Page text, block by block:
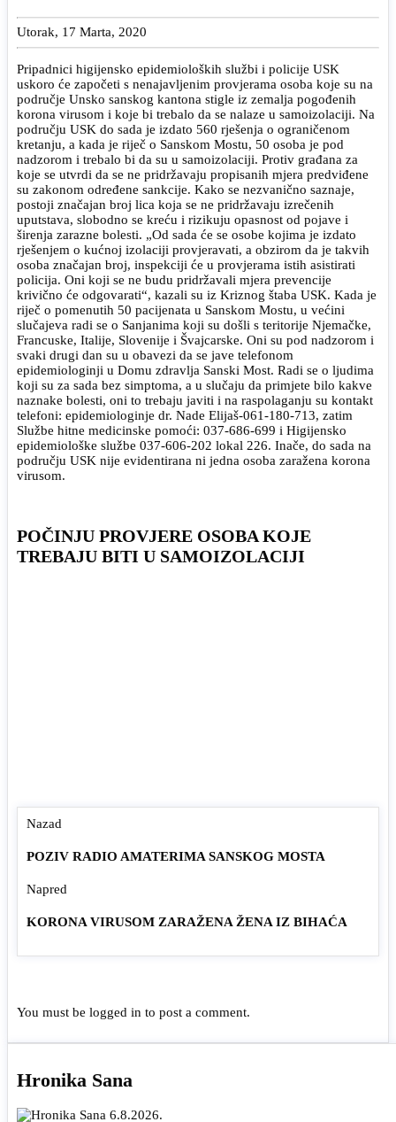
Utorak, 17 Marta, 2020
Pripadnici higijensko epidemioloških službi i policije USK
uskoro će započeti s nenajavljenim provjerama osoba koje su na
područje Unsko sanskog kantona stigle iz zemalja pogođenih
korona virusom i koje bi trebalo da se nalaze u samoizolaciji. Na
području USK do sada je izdato 560 rješenja o ograničenom
kretanju, a kada je riječ o Sanskom Mostu, 50 osoba je pod
nadzorom i trebalo bi da su u samoizolaciji. Protiv građana za
koje se utvrdi da se ne pridržavaju propisanih mjera predviđene
su zakonom određene sankcije. Kako se nezvanično saznaje,
postoji značajan broj lica koja se ne pridržavaju izrečenih
uputstava, slobodno se kreću i rizikuju opasnost od pojave i
širenja zarazne bolesti. „Od sada će se osobe kojima je izdato
rješenjem o kućnoj izolaciji provjeravati, a obzirom da je takvih
osoba značajan broj, inspekciji će u provjerama istih asistirati
policija. Oni koji se ne budu pridržavali mjera prevencije
krivično će odgovarati“, kazali su iz Kriznog štaba USK. Kada je
riječ o pomenutih 50 pacijenata u Sanskom Mostu, u većini
slučajeva radi se o Sanjanima koji su došli s teritorije Njemačke,
Francuske, Italije, Slovenije i Švajcarske. Oni su pod nadzorom i
svaki drugi dan su u obavezi da se jave telefonom
epidemiologinji u Domu zdravlja Sanski Most. Radi se o ljudima
koji su za sada bez simptoma, a u slučaju da primjete bilo kakve
naznake bolesti, oni to trebaju javiti i na raspolaganju su kontakt
telefoni: epidemiologinje dr. Nade Elijaš-061-180-713, zatim
Službe hitne medicinske pomoći: 037-686-699 i Higijensko
epidemiološke službe 037-606-202 lokal 226. Inače, do sada na
području USK nije evidentirana ni jedna osoba zaražena korona
virusom.
POČINJU PROVJERE OSOBA KOJE
TREBAJU BITI U SAMOIZOLACIJI
Nazad
POZIV RADIO AMATERIMA SANSKOG MOSTA
Napred
KORONA VIRUSOM ZARAŽENA ŽENA IZ BIHAĆA
You must be logged in to post a comment.
Hronika Sana